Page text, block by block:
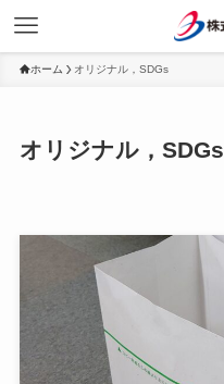
ホーム オリジナル，SDGs
オリジナル，SDGs